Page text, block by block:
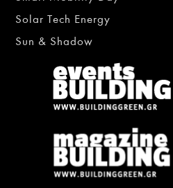
Solar Tech Energy
Sun & Shadow